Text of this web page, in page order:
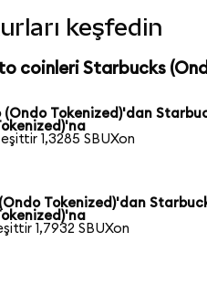
keşfedin
coinleri Starbucks
(Ondo Tokenized)'dan
eşittir 1,3285 SBUXon
Tokenized)'dan
1,7932 SBUXon